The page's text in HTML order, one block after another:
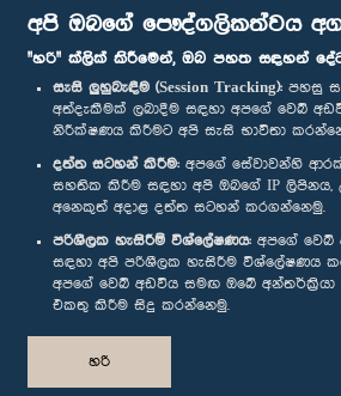
අපි ඔබගේ පෞද්ගලිකත්වය
"හරි" ක්ලික් කිරීමෙන්, ඔබ පහත සඳහන්
සැසි ලුහුබැඳීම (Session Tracking): පහසු
අත්දැකීමක් ලබාදීම සඳහා අපගේ වෙබ්
නිරීක්ෂණය කිරීමට අපි සැසි භාවිතා
දත්ත සටහන් කිරීම: අපගේ සේවාවන්හි
සහතික කිරීම සඳහා අපි ඔබගේ IP ලිපිනය,
අනෙකුත් අදාළ දත්ත සටහන් කරගන්නෙමු.
පරිශීලක හැසිරීම් විශ්ලේෂණය: අපගේ
සඳහා අපි පරිශීලක හැසිරීම විශ්ලේෂණය
අපගේ වෙබ් අඩවිය සමඟ ඔබේ
එකතු කිරීම සිදු කරන්නෙමු.
හරි
පාර්ලිමේන්තු ජංගම යෙදුම
අප හා සම්බන්ධ වී සිටින්න :
සම්මාන
පෞද්ගලිකත්ව ප්‍රතිපත්තිය